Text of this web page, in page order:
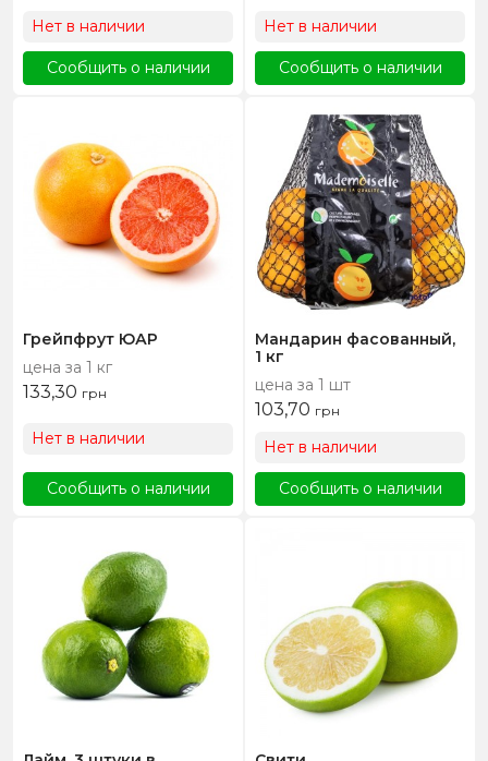
Нет в наличии
Сообщить о наличии
Нет в наличии
Сообщить о наличии
Грейпфрут ЮАР
цена за 1 кг
133,30 грн
Нет в наличии
Сообщить о наличии
Мандарин фасованный,
1 кг
цена за 1 шт
103,70 грн
Нет в наличии
Сообщить о наличии